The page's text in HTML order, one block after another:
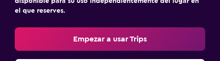
el que reserves.
Empezar a usar Trips